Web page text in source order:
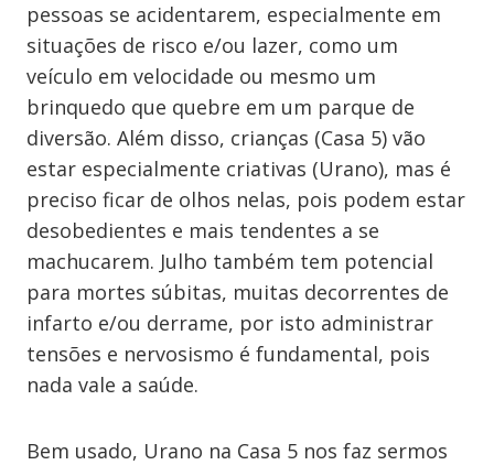
pessoas se acidentarem, especialmente em
situações de risco e/ou lazer, como um
veículo em velocidade ou mesmo um
brinquedo que quebre em um parque de
diversão. Além disso, crianças (Casa 5) vão
estar especialmente criativas (Urano), mas é
preciso ficar de olhos nelas, pois podem estar
desobedientes e mais tendentes a se
machucarem. Julho também tem potencial
para mortes súbitas, muitas decorrentes de
infarto e/ou derrame, por isto administrar
tensões e nervosismo é fundamental, pois
nada vale a saúde.
Bem usado, Urano na Casa 5 nos faz sermos